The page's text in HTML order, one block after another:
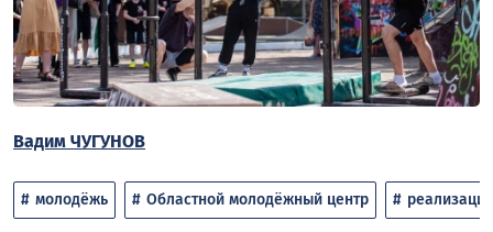
Вадим ЧУГУНОВ
молодёжь Областной молодёжный центр